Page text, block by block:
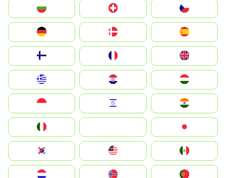
Switzerland
Deutschland
United Kingdom
Magyarország
South Korea